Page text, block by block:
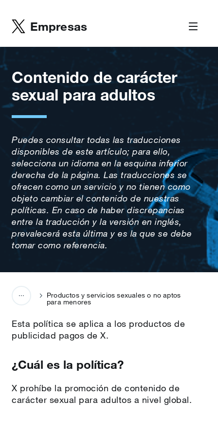
Empresas
Contenido de carácter
sexual para adultos
Puedes consultar todas las traducciones
disponibles de este artículo; para ello,
selecciona un idioma en la esquina inferior
derecha de la página. Las traducciones se
ofrecen como un servicio y no tienen como
objeto cambiar el contenido de nuestras
políticas. En caso de haber discrepancias
entre la traducción y la versión en inglés,
prevalecerá esta última y es la que se debe
tomar como referencia.
Productos y servicios sexuales o no aptos
para menores
Esta política se aplica a los productos de
publicidad pagos de X.
¿Cuál es la política?
X prohíbe la promoción de contenido de
carácter sexual para adultos a nivel global.